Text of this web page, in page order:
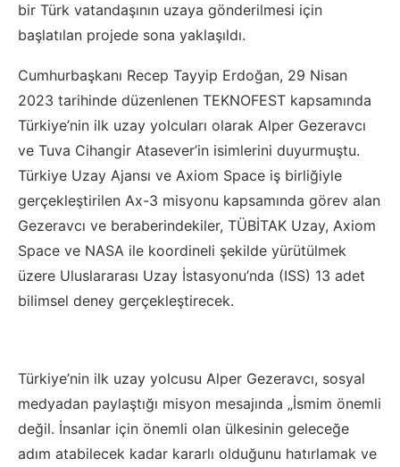
bir Türk vatandaşının uzaya gönderilmesi için
başlatılan projede sona yaklaşıldı.
Cumhurbaşkanı Recep Tayyip Erdoğan, 29 Nisan
2023 tarihinde düzenlenen TEKNOFEST kapsamında
Türkiye’nin ilk uzay yolcuları olarak Alper Gezeravcı
ve Tuva Cihangir Atasever’in isimlerini duyurmuştu.
Türkiye Uzay Ajansı ve Axiom Space iş birliğiyle
gerçekleştirilen Ax-3 misyonu kapsamında görev alan
Gezeravcı ve beraberindekiler, TÜBİTAK Uzay, Axiom
Space ve NASA ile koordineli şekilde yürütülmek
üzere Uluslararası Uzay İstasyonu’nda (ISS) 13 adet
bilimsel deney gerçekleştirecek.
Türkiye’nin ilk uzay yolcusu Alper Gezeravcı, sosyal
medyadan paylaştığı misyon mesajında „İsmim önemli
değil. İnsanlar için önemli olan ülkesinin geleceğe
adım atabilecek kadar kararlı olduğunu hatırlamak ve